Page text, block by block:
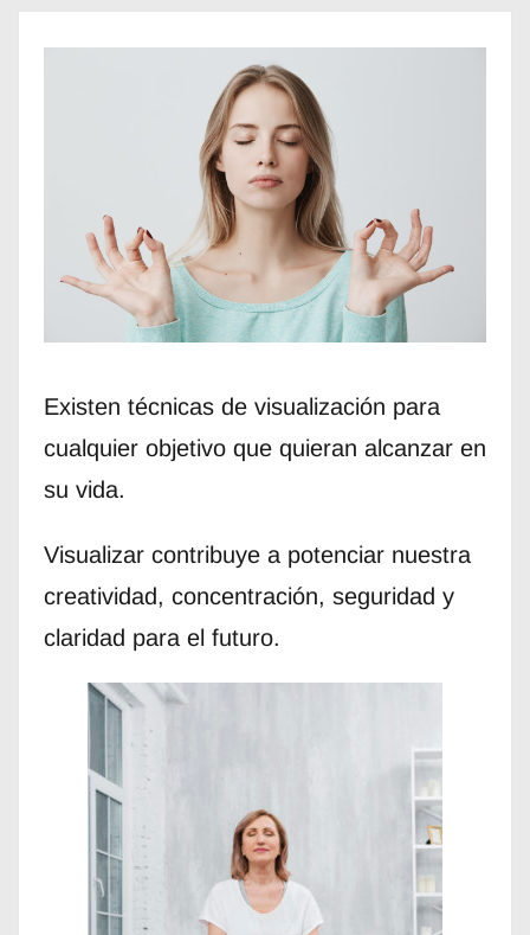
Existen técnicas de visualización para
cualquier objetivo que quieran alcanzar en
su vida.
Visualizar contribuye a potenciar nuestra
creatividad, concentración, seguridad y
claridad para el futuro.